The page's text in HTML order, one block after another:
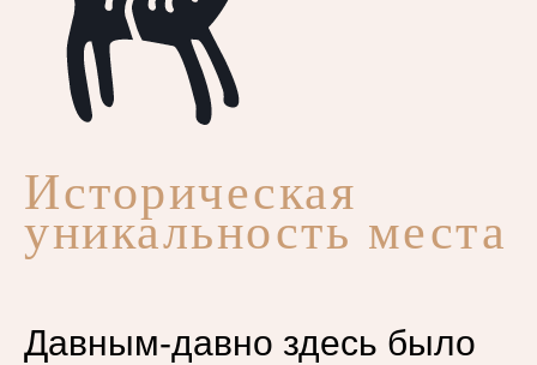
Историческая
уникальность места
Давным-давно здесь было